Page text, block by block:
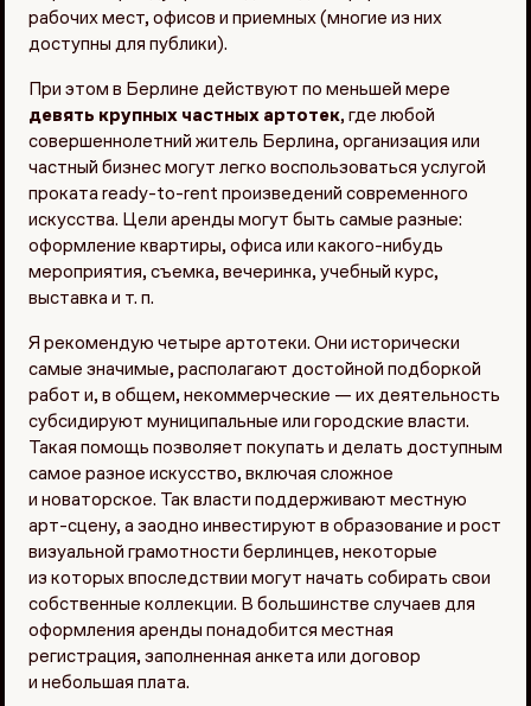
рабочих мест, офисов и приемных (многие из них
доступны для публики).
При этом в Берлине действуют по меньшей мере
девять крупных частных артотек, где любой
совершеннолетний житель Берлина, организация или
частный бизнес могут легко воспользоваться услугой
проката ready-to-rent произведений современного
искусства. Цели аренды могут быть самые разные:
оформление квартиры, офиса или какого-нибудь
мероприятия, съемка, вечеринка, учебный курс,
выставка и т. п.
Я рекомендую четыре артотеки. Они исторически
самые значимые, располагают достойной подборкой
работ и, в общем, некоммерческие — их деятельность
субсидируют муниципальные или городские власти.
Такая помощь позволяет покупать и делать доступным
самое разное искусство, включая сложное
и новаторское. Так власти поддерживают местную
арт-сцену, а заодно инвестируют в образование и рост
визуальной грамотности берлинцев, некоторые
из которых впоследствии могут начать собирать свои
собственные коллекции. В большинстве случаев для
оформления аренды понадобится местная
регистрация, заполненная анкета или договор
и небольшая плата.